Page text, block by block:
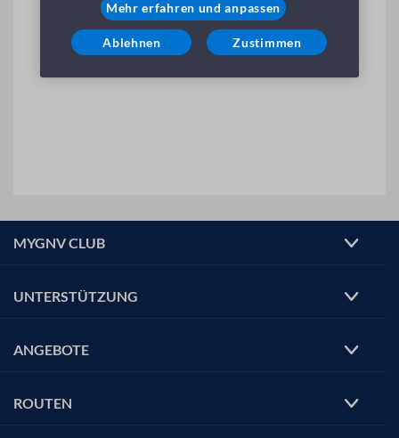
MYGNV CLUB
UNTERSTÜTZUNG
ANGEBOTE
ROUTEN
Mehr erfahren und anpassen
Ablehnen Zustimmen